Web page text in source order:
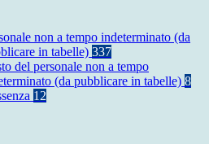
non a tempo indeterminato (da
in tabelle) 337
del personale non a tempo
(da pubblicare in tabelle) 8
12